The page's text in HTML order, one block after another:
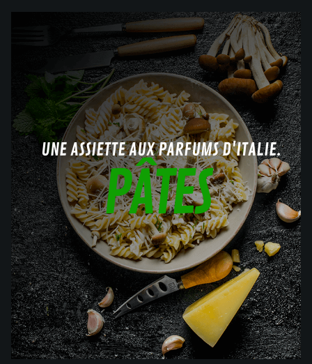
UNE ASSIETTE AUX PARFUMS D'ITALIE.
PÂTES